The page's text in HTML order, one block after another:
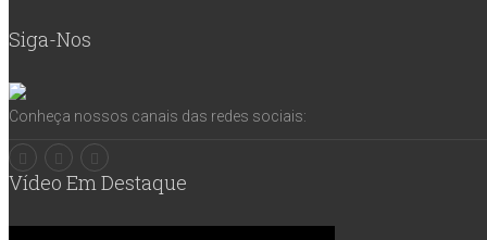
Siga-Nos
Conheça nossos canais das redes sociais:
Vídeo Em Destaque